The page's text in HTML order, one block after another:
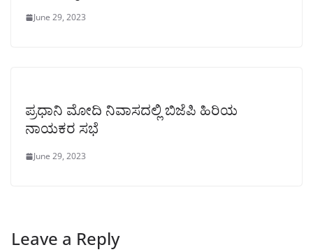
June 29, 2023
ಪ್ರಧಾನಿ ಮೋದಿ ನಿವಾಸದಲ್ಲಿ ಬಿಜೆಪಿ ಹಿರಿಯ
ನಾಯಕರ ಸಭೆ
June 29, 2023
Leave a Reply